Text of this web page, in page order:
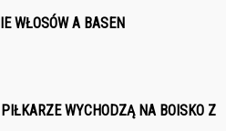
WŁOSÓW A BASEN
WYCHODZĄ NA BOISKO Z